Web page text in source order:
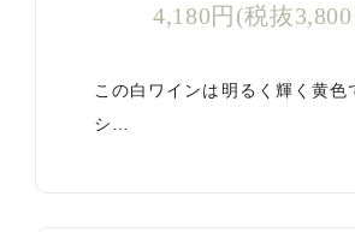
4,180円(税抜
この白ワインは明るく輝く黄色
シ…